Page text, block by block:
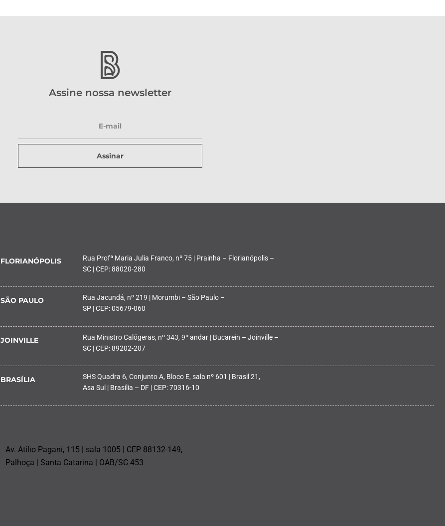
Assine nossa newsletter
Assinar
FLORIANÓPOLIS
Rua Profª Maria Julia Franco, nº 75 | Prainha – Florianópolis –
SC | CEP: 88020-280
SÃO PAULO
Rua Jacundá, nº 219 | Morumbi – São Paulo –
SP | CEP: 05679-060
JOINVILLE
Rua Ministro Calógeras, nº 343, 9º andar | Bucarein – Joinville –
SC | CEP: 89202-207
BRASÍLIA
SHS Quadra 6, Conjunto A, Bloco E, sala nº 601 | Brasil 21,
Asa Sul | Brasília – DF | CEP: 70316-10
Av. Atílio Pagani, 115 | sala 1005 | CEP 88132-149,
Palhoça | Santa Catarina | OAB/SC 453